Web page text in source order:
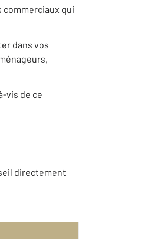
commerciaux qui
dans vos
vis de ce
directement